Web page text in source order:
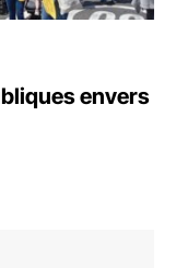
envers